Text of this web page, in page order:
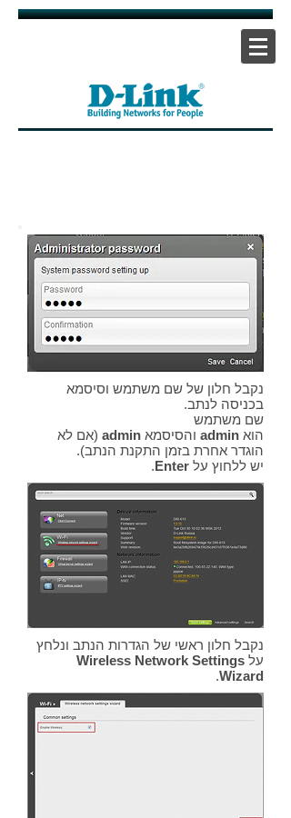
אתר ראשי
נקבל חלון של שם משתמש וסיסמא
בכניסה לנתב.
שם משתמש
הואadmin והסיסמאadmin (אם לא
הוגדר אחרת בזמן התקנת הנתב).
יש ללחוץ עלEnter
.
נקבל חלון ראשי של הגדרות הנתב ונלחץ
עלWireless Network Settings
Wizard
.